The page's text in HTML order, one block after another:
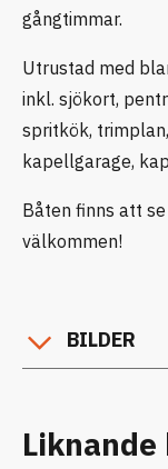
gångtimmar.
Utrustad med
inkl. sjökort,
spritkök,
kapellgarage,
Båten finns att
välkommen!
BILDER